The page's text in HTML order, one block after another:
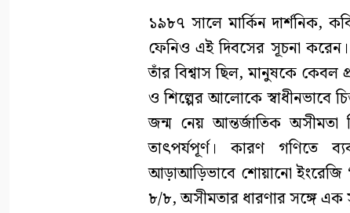
১৯৮৭ সালে মার্কিন দার্শনিক,
ফেনিও এই দিবসের সূচনা করেন।
তাঁর বিশ্বাস ছিল, মানুষকে কেবল
ও শিল্পের আলোকে স্বাধীনভাবে
জন্ম নেয় আন্তর্জাতিক অসীমতা
তাৎপর্যপূর্ণ। কারণ গণিতে
আড়াআড়িভাবে শোয়ানো ইংরেজি
৮/৮, অসীমতার ধারণার সঙ্গে এক